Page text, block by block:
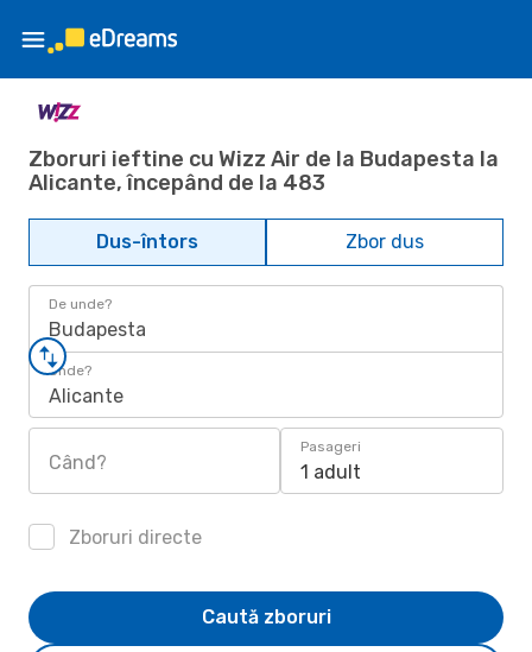
Zboruri ieftine cu Wizz Air de la Budapesta la
Alicante, începând de la 483
Dus-întors Zbor dus
De unde?
Budapesta
Unde?
Alicante
Când?
Pasageri
1 adult
Zboruri directe
Caută zboruri